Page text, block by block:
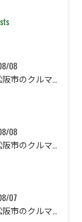
08
08
07